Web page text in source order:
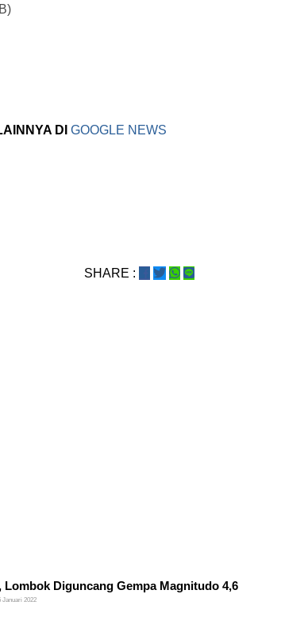
DI GOOGLE NEWS
SHARE :
Lombok Diguncang Gempa Magnitudo 4,6
Januari 2022